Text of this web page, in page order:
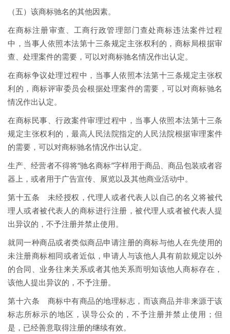
（五）该商标驰名的其他因素。
在商标注册审查、工商行政管理部门查处商标违法案件过程
中，当事人依照本法第十三条规定主张权利的，商标局根据审
查、处理案件的需要，可以对商标驰名情况作出认定。
在商标争议处理过程中，当事人依照本法第十三条规定主张权
利的，商标评审委员会根据处理案件的需要，可以对商标驰名
情况作出认定。
在商标民事、行政案件审理过程中，当事人依照本法第十三条
规定主张权利的，最高人民法院指定的人民法院根据审理案件
的需要，可以对商标驰名情况作出认定。
生产、经营者不得将“驰名商标”字样用于商品、商品包装或者容
器上，或者用于广告宣传、展览以及其他商业活动中。
第十五条 未经授权，代理人或者代表人以自己的名义将被代
理人或者被代表人的商标进行注册，被代理人或者被代表人提
出异议的，不予注册并禁止使用。
就同一种商品或者类似商品申请注册的商标与他人在先使用的
未注册商标相同或者近似，申请人与该他人具有前款规定以外
的合同、业务往来关系或者其他关系而明知该他人商标存在，
该他人提出异议的，不予注册。
第十六条 商标中有商品的地理标志，而该商品并非来源于该
标志所标示的地区，误导公众的，不予注册并禁止使用；但
是，已经善意取得注册的继续有效。